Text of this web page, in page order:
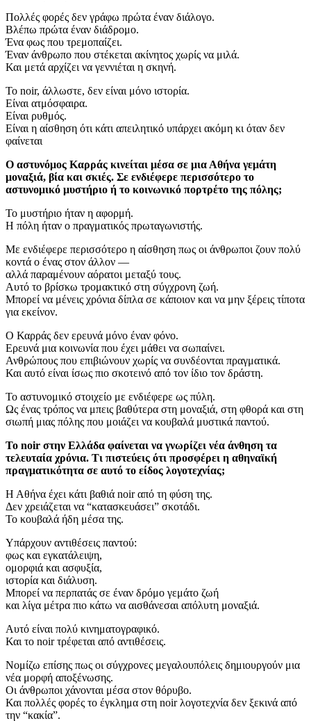
Πολλές φορές δεν γράφω πρώτα έναν διάλογο.
Βλέπω πρώτα έναν διάδρομο.
Ένα φως που τρεμοπαίζει.
Έναν άνθρωπο που στέκεται ακίνητος χωρίς να μιλά.
Και μετά αρχίζει να γεννιέται η σκηνή.
Το noir, άλλωστε, δεν είναι μόνο ιστορία.
Είναι ατμόσφαιρα.
Είναι ρυθμός.
Είναι η αίσθηση ότι κάτι απειλητικό υπάρχει ακόμη κι όταν δεν
φαίνεται
Ο αστυνόμος Καρράς κινείται μέσα σε μια Αθήνα γεμάτη
μοναξιά, βία και σκιές. Σε ενδιέφερε περισσότερο το
αστυνομικό μυστήριο ή το κοινωνικό πορτρέτο της πόλης;
Το μυστήριο ήταν η αφορμή.
Η πόλη ήταν ο πραγματικός πρωταγωνιστής.
Με ενδιέφερε περισσότερο η αίσθηση πως οι άνθρωποι ζουν πολύ
κοντά ο ένας στον άλλον —
αλλά παραμένουν αόρατοι μεταξύ τους.
Αυτό το βρίσκω τρομακτικό στη σύγχρονη ζωή.
Μπορεί να μένεις χρόνια δίπλα σε κάποιον και να μην ξέρεις τίποτα
για εκείνον.
Ο Καρράς δεν ερευνά μόνο έναν φόνο.
Ερευνά μια κοινωνία που έχει μάθει να σωπαίνει.
Ανθρώπους που επιβιώνουν χωρίς να συνδέονται πραγματικά.
Και αυτό είναι ίσως πιο σκοτεινό από τον ίδιο τον δράστη.
Το αστυνομικό στοιχείο με ενδιέφερε ως πύλη.
Ως ένας τρόπος να μπεις βαθύτερα στη μοναξιά, στη φθορά και στη
σιωπή μιας πόλης που μοιάζει να κουβαλά μυστικά παντού.
Το noir στην Ελλάδα φαίνεται να γνωρίζει νέα άνθηση τα
τελευταία χρόνια. Τι πιστεύεις ότι προσφέρει η αθηναϊκή
πραγματικότητα σε αυτό το είδος λογοτεχνίας;
Η Αθήνα έχει κάτι βαθιά noir από τη φύση της.
Δεν χρειάζεται να “κατασκευάσει” σκοτάδι.
Το κουβαλά ήδη μέσα της.
Υπάρχουν αντιθέσεις παντού:
φως και εγκατάλειψη,
ομορφιά και ασφυξία,
ιστορία και διάλυση.
Μπορεί να περπατάς σε έναν δρόμο γεμάτο ζωή
και λίγα μέτρα πιο κάτω να αισθάνεσαι απόλυτη μοναξιά.
Αυτό είναι πολύ κινηματογραφικό.
Και το noir τρέφεται από αντιθέσεις.
Νομίζω επίσης πως οι σύγχρονες μεγαλουπόλεις δημιουργούν μια
νέα μορφή αποξένωσης.
Οι άνθρωποι χάνονται μέσα στον θόρυβο.
Και πολλές φορές το έγκλημα στη noir λογοτεχνία δεν ξεκινά από
την “κακία”.